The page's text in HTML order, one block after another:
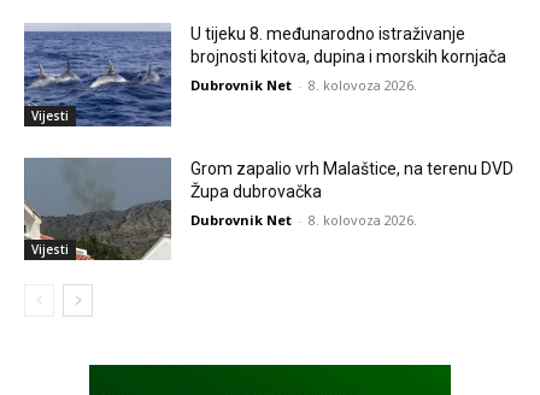
Vijesti
U tijeku 8. međunarodno istraživanje
brojnosti kitova, dupina i morskih kornjača
Dubrovnik Net - 8. kolovoza 2026.
Vijesti
Grom zapalio vrh Malaštice, na terenu DVD
Župa dubrovačka
Dubrovnik Net - 8. kolovoza 2026.